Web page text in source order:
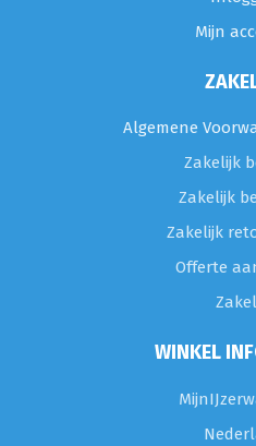
Mijn
Algemene
Zakelijk
Zakelijk
Zakelijk
Offerte
WINKEL